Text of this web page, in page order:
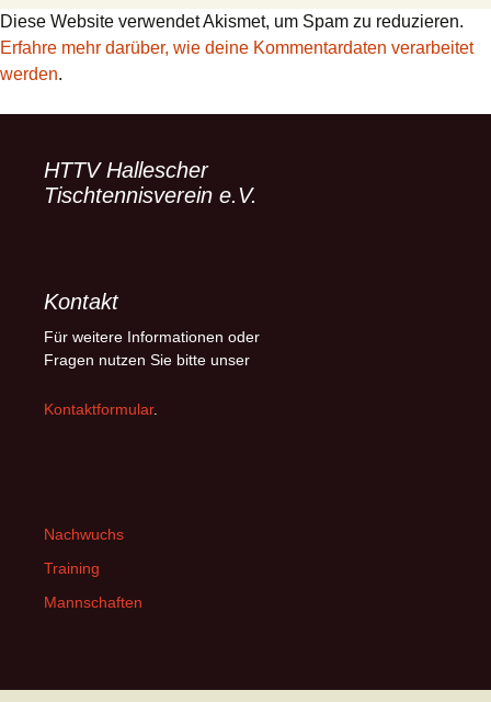
Diese Website verwendet Akismet, um Spam zu reduzieren.
Erfahre mehr darüber, wie deine Kommentardaten verarbeitet
werden.
HTTV Hallescher
Tischtennisverein e.V.
Kontakt
Für weitere Informationen oder
Fragen nutzen Sie bitte unser
Kontaktformular.
Nachwuchs
Training
Mannschaften